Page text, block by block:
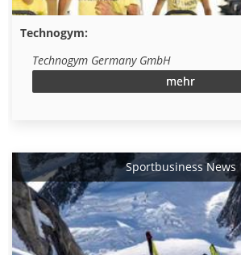
Technogym:
Technogym Germany GmbH
mehr
Sportbusiness News